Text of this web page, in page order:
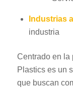
Industrias
industria
Centrado en la
Plastics es un
que buscan